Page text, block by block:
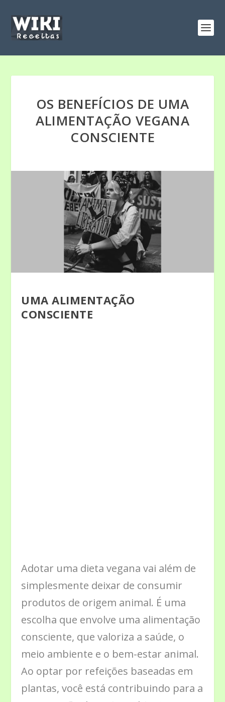
OS BENEFÍCIOS DE UMA
ALIMENTAÇÃO VEGANA
CONSCIENTE
UMA ALIMENTAÇÃO
CONSCIENTE
Adotar uma dieta vegana vai além de
simplesmente deixar de consumir
produtos de origem animal. É uma
escolha que envolve uma alimentação
consciente, que valoriza a saúde, o
meio ambiente e o bem-estar animal.
Ao optar por refeições baseadas em
plantas, você está contribuindo para a